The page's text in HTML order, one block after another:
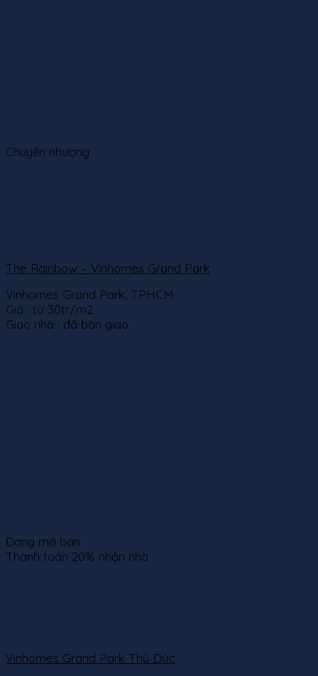
Chuyển nhượng
The Rainbow – Vinhomes Grand Park
Vinhomes Grand Park, TPHCM
Giá : từ 30tr/m2
Giao nhà : đã bàn giao
Đang mở bán
Thanh toán 20% nhận nhà
Vinhomes Grand Park Thủ Đức